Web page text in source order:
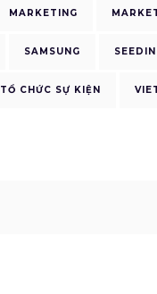
MARKETING
SAMSUNG
TỔ CHỨC SỰ KIỆN